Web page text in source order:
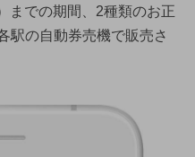
までの期間、2種類のお正
駅の自動券売機で販売さ